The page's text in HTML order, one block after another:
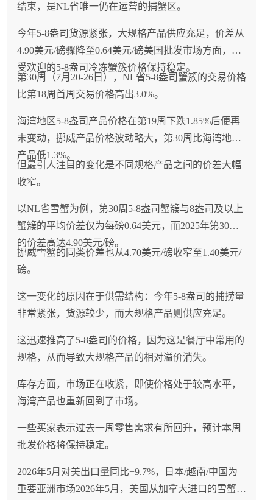
结束，是NL省唯一仍在运营的捕蟹区。
今年5-8盎司货源紧张，大规格产品供应充足，价差从
4.90美元/磅骤降至0.64美元/磅美国批发市场方面，最
受欢迎的5-8盎司冷冻蟹簇价格保持稳定。
第30周（7月20-26日），NL省5-8盎司蟹簇的交易价格
比第18周首周交易价格高出3.0%。
海湾地区5-8盎司产品价格在第19周下跌1.85%后便再
未变动，挪威产品价格波动略大，第30周比海湾地区
产品低1.3%。
但最引人注目的变化是不同规格产品之间的价差大幅
收窄。
以NL省雪蟹为例，第30周5-8盎司蟹簇与8盎司及以上
蟹簇的平均价差仅为每磅0.64美元，而2025年第30周
的价差高达4.90美元/磅。
挪威雪蟹的同类价差也从4.70美元/磅收窄至1.40美元/
磅。
这一变化的原因在于供需结构：今年5-8盎司的捕捞量
非常紧张，货源较少，而大规格产品则供应充足。
这迅速推高了5-8盎司的价格，因为这是餐厅中常用的
规格，从而导致大规格产品的相对溢价消失。
库存方面，市场正在收紧，即使价格处于较高水平，
海湾产品也重新回到了市场。
一些买家表示过去一周零售需求有所回升，预计本周
批发价格将保持稳定。
2026年5月对美出口量同比+9.7%，日本/越南/中国为
重要亚洲市场2026年5月，美国从加拿大进口的雪蟹量